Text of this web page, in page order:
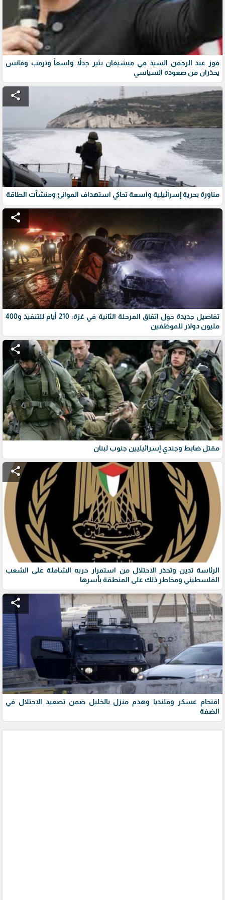
فوز عبد الرحمن السيد في ميشيغان يثير جدلاً واسعاً وترمب وفانس
يحذران من صعوده السياسي
share
مناورة بحرية إسرائيلية واسعة تحاكي استهداف الموانئ ومنشآت الطاقة
share
تفاصيل جديدة حول اتفاق المرحلة الثانية في غزة: 210 أيام للتنفيذ و400
مليون دولار للموظفين
share
مقتل ضابط وجندي إسرائيليين جنوب لبنان
share
الرئاسة تدين وتحذر الاحتلال من استمرار حربه الشاملة على الشعب
الفلسطيني ومخاطر ذلك على المنطقة بأسرها
share
اقتحام عسكر وقلنديا وهدم منزل بالخليل ضمن تصعيد الاحتلال في
الضفة